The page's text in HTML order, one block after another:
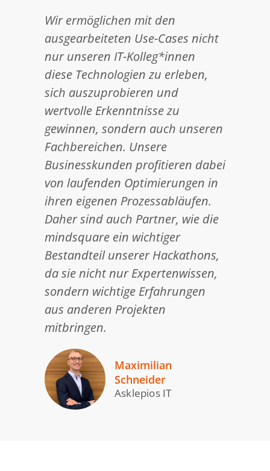
Wir ermöglichen mit den
ausgearbeiteten Use-Cases nicht
nur unseren IT-Kolleg*innen
diese Technologien zu erleben,
sich auszuprobieren und
wertvolle Erkenntnisse zu
gewinnen, sondern auch unseren
Fachbereichen. Unsere
Businesskunden profitieren dabei
von laufenden Optimierungen in
ihren eigenen Prozessabläufen.
Daher sind auch Partner, wie die
mindsquare ein wichtiger
Bestandteil unserer Hackathons,
da sie nicht nur Expertenwissen,
sondern wichtige Erfahrungen
aus anderen Projekten
mitbringen.
Maximilian
Schneider
Asklepios IT